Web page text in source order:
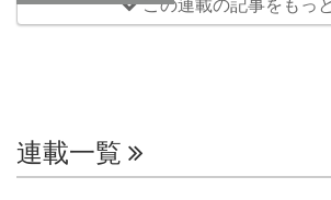
連載一覧